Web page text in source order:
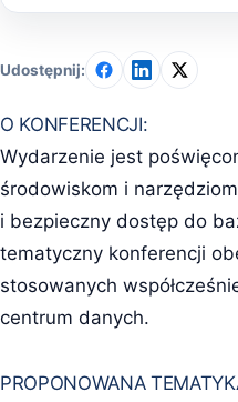
Udostępnij:
O KONFERENCJI:
Wydarzenie jest
środowiskom i
i bezpieczny dostęp do
tematyczny konferencji
stosowanych
centrum danych.
PROPONOWANA